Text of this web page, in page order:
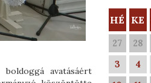
avatásáért
HÉ KE
27 28
3
4